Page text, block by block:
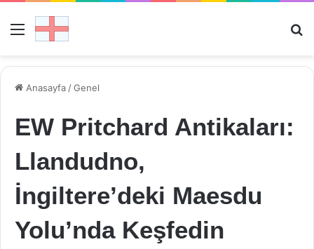
Menü
Anasayfa /Genel
EW Pritchard Antikaları:
Llandudno,
İngiltere’deki Maesdu
Yolu’nda Keşfedin